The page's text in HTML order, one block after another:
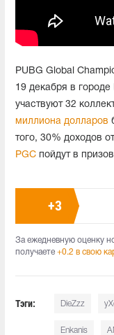
PUBG Global
19 декабря в
участвуют 32
миллиона долларов
того, 30% доходов
PGC пойдут в
+3
За ежедневную оценку
получаете +0.2 в свою
Тэги: DieZzz
Enkanis